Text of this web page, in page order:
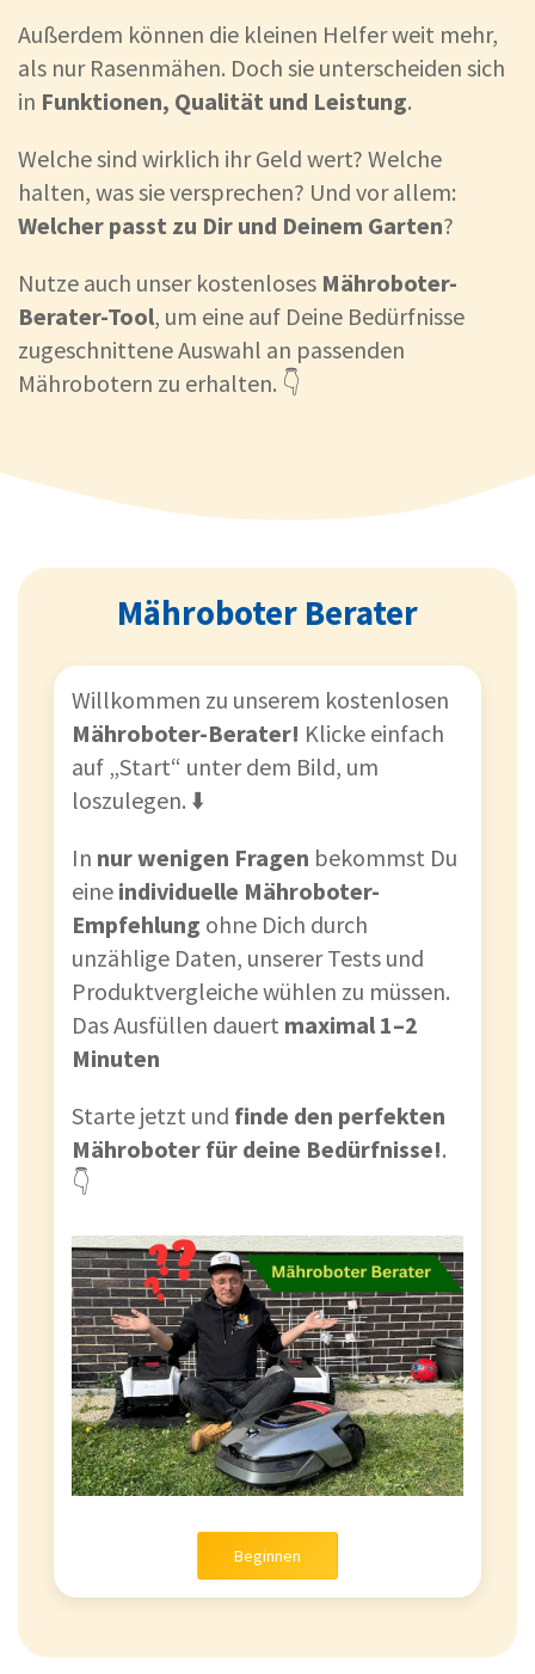
Außerdem können die kleinen Helfer weit mehr,
als nur Rasenmähen. Doch sie unterscheiden sich
in Funktionen, Qualität und Leistung.
Welche sind wirklich ihr Geld wert? Welche
halten, was sie versprechen? Und vor allem:
Welcher passt zu Dir und Deinem Garten?
Nutze auch unser kostenloses Mähroboter-
Berater-Tool, um eine auf Deine Bedürfnisse
zugeschnittene Auswahl an passenden
Mährobotern zu erhalten. 👇
Mähroboter Berater
Willkommen zu unserem kostenlosen
Mähroboter-Berater! Klicke einfach
auf „Start“ unter dem Bild, um
loszulegen. ⬇️
In nur wenigen Fragen bekommst Du
eine individuelle Mähroboter-
Empfehlung ohne Dich durch
unzählige Daten, unserer Tests und
Produktvergleiche wühlen zu müssen.
Das Ausfüllen dauert maximal 1–2
Minuten
Starte jetzt und finde den perfekten
Mähroboter für deine Bedürfnisse!.
👇
Beginnen